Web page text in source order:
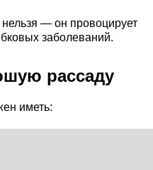
— он провоцирует
заболеваний.
рассаду
иметь: